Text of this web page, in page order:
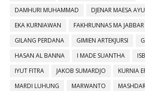
DAMHURI MUHAMMAD
DJENAR MAESA AYU
EKA KURNIAWAN
FAKHRUNNAS MA JABBAR
GILANG PERDANA
GIMIEN ARTEKJURSI
HASAN AL BANNA
I MADE SUANTHA
IYUT FITRA
JAKOB SUMARDJO
KURNIA
MARDI LUHUNG
MARWANTO